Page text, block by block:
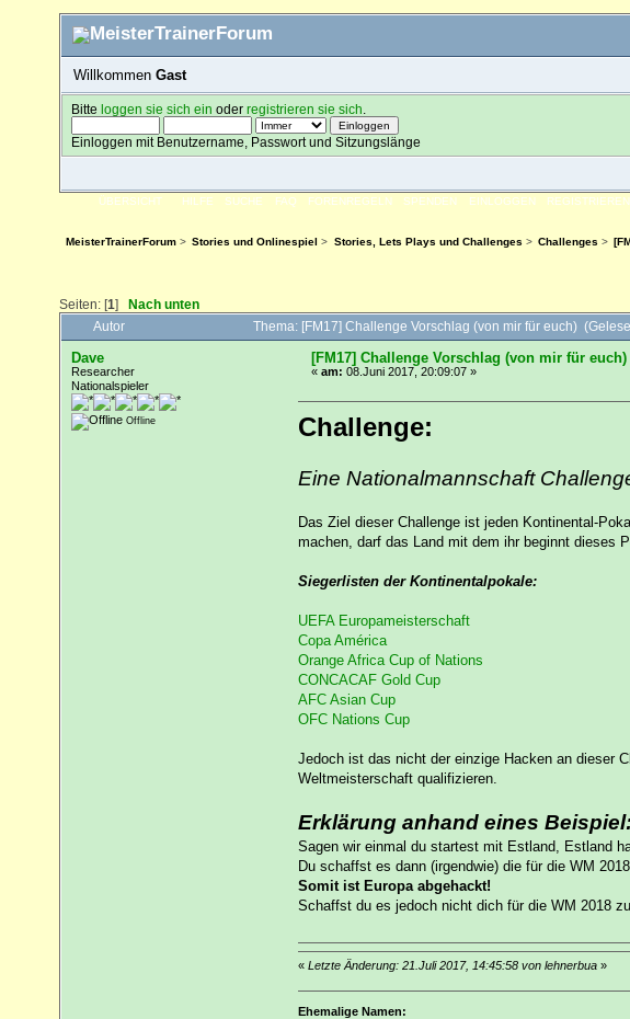
WillkommenGast
Bitte loggen sie sich ein oder registrieren sie sich
Einloggen mit Benutzername, Passwort und Sitzungslänge
ÜBERSICHT HILFE SUCHE FAQ FORENREGELN SPENDEN EINLOGGEN REGISTRIEREN
MeisterTrainerForum > Stories und Onlinespiel > Stories, Lets Plays und Challenges > Challenges >
Seiten: [1] Nach unten
Autor Thema: [FM17] Challenge Vorschlag (von mir für euch)
Dave
Researcher
Nationalspieler
Offline
[FM17] Challenge Vorschlag (von mir für euch)
« am: 08.Juni 2017, 20:09:07 »
Challenge:
Eine Nationalmannschaft
Das Ziel dieser Challenge ist jeden Kontinental-
machen, darf das Land mit dem ihr beginnt dieses
Siegerlisten der Kontinentalpokale:
UEFA Europameisterschaft
Copa América
Orange Africa Cup of Nations
CONCACAF Gold Cup
AFC Asian Cup
OFC Nations Cup
Jedoch ist das nicht der einzige Hacken an dieser
Weltmeisterschaft qualifizieren.
Erklärung anhand eines
Sagen wir einmal du startest mit Estland, Estland
Du schaffst es dann (irgendwie) die für die WM
Somit ist Europa abgehackt!
Schaffst du es jedoch nicht dich für die WM 2018
« Letzte Änderung: 21.Juli 2017, 14:45:58 von lehnerbua»
Ehemalige Namen: